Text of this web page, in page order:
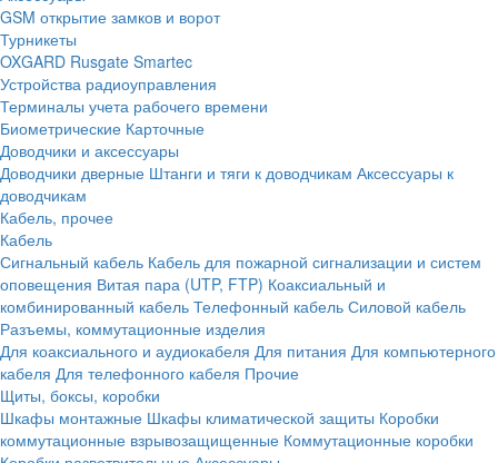
GSM открытие замков и ворот
Турникеты
OXGARD Rusgate Smartec
Устройства радиоуправления
Терминалы учета рабочего времени
Биометрические Карточные
Доводчики и аксессуары
Доводчики дверные Штанги и тяги к доводчикам Аксессуары к
доводчикам
Кабель, прочее
Кабель
Сигнальный кабель Кабель для пожарной сигнализации и систем
оповещения Витая пара (UTP, FTP) Коаксиальный и
комбинированный кабель Телефонный кабель Силовой кабель
Разъемы, коммутационные изделия
Для коаксиального и аудиокабеля Для питания Для компьютерного
кабеля Для телефонного кабеля Прочие
Щиты, боксы, коробки
Шкафы монтажные Шкафы климатической защиты Коробки
коммутационные взрывозащищенные Коммутационные коробки